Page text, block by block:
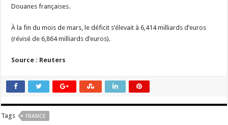
Douanes françaises.
À la fin du mois de mars, le déficit s’élevait à 6,414 milliards d’euros
(révisé de 6,864 milliards d’euros).
Source : Reuters
Tags FRANCE